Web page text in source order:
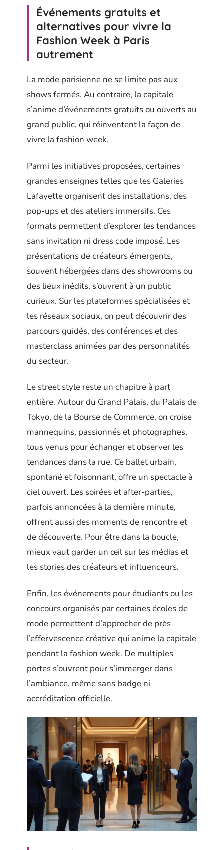
Événements gratuits et
alternatives pour vivre la
Fashion Week à Paris
autrement
La mode parisienne ne se limite pas aux
shows fermés. Au contraire, la capitale
s’anime d’événements gratuits ou ouverts au
grand public, qui réinventent la façon de
vivre la fashion week.
Parmi les initiatives proposées, certaines
grandes enseignes telles que les Galeries
Lafayette organisent des installations, des
pop-ups et des ateliers immersifs. Ces
formats permettent d’explorer les tendances
sans invitation ni dress code imposé. Les
présentations de créateurs émergents,
souvent hébergées dans des showrooms ou
des lieux inédits, s’ouvrent à un public
curieux. Sur les plateformes spécialisées et
les réseaux sociaux, on peut découvrir des
parcours guidés, des conférences et des
masterclass animées par des personnalités
du secteur.
Le street style reste un chapitre à part
entière. Autour du Grand Palais, du Palais de
Tokyo, de la Bourse de Commerce, on croise
mannequins, passionnés et photographes,
tous venus pour échanger et observer les
tendances dans la rue. Ce ballet urbain,
spontané et foisonnant, offre un spectacle à
ciel ouvert. Les soirées et after-parties,
parfois annoncées à la dernière minute,
offrent aussi des moments de rencontre et
de découverte. Pour être dans la boucle,
mieux vaut garder un œil sur les médias et
les stories des créateurs et influenceurs.
Enfin, les événements pour étudiants ou les
concours organisés par certaines écoles de
mode permettent d’approcher de près
l’effervescence créative qui anime la capitale
pendant la fashion week. De multiples
portes s’ouvrent pour s’immerger dans
l’ambiance, même sans badge ni
accréditation officielle.